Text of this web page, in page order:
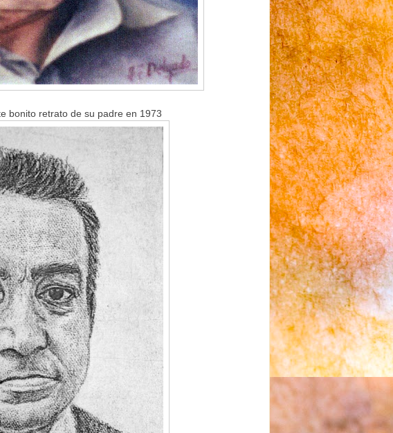
bonito retrato de su padre en 1973